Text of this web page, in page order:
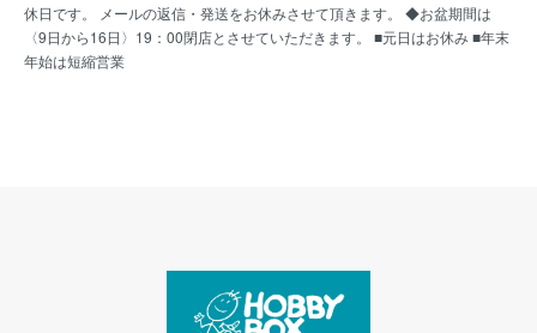
休日です。 メールの返信・発送をお休みさせて頂きます。 ◆お盆期間は
〈9日から16日〉19：00閉店とさせていただきます。 ■元日はお休み ■年末
年始は短縮営業